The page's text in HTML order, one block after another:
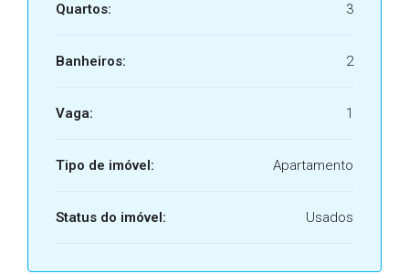
Quartos: 3
Banheiros: 2
Vaga: 1
Tipo de imóvel: Apartamento
Status do imóvel: Usados